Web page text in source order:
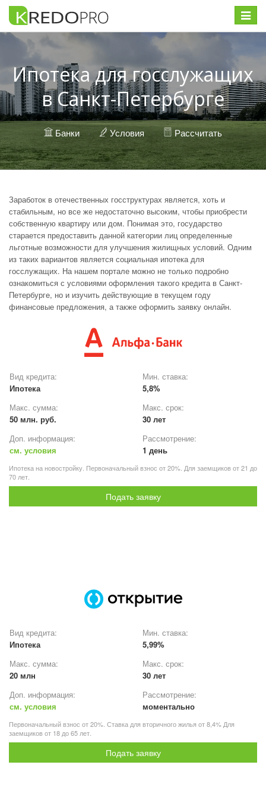
Меню
Ипотека для госслужащих
в Санкт-Петербурге
Банки · Условия · Рассчитать
Заработок в отечественных госструктурах является, хоть и
стабильным, но все же недостаточно высоким, чтобы приобрести
собственную квартиру или дом. Понимая это, государство
старается предоставить данной категории лиц определенные
льготные возможности для улучшения жилищных условий. Одним
из таких вариантов является социальная ипотека для
госслужащих. На нашем портале можно не только подробно
ознакомиться с условиями оформления такого кредита в Санкт-
Петербурге, но и изучить действующие в текущем году
финансовые предложения, а также оформить заявку онлайн.
Вид кредита:
Ипотека
Мин. ставка:
5,8%
Макс. сумма:
50 млн. руб.
Макс. срок:
30 лет
Доп. информация:
см. условия
Рассмотрение:
1 день
Ипотека на новостройку. Первоначальный взнос от 20%. Для заемщиков от 21 до
70 лет.
Подать заявку
Вид кредита:
Ипотека
Мин. ставка:
5,99%
Макс. сумма:
20 млн
Макс. срок:
30 лет
Доп. информация:
см. условия
Рассмотрение:
моментально
Первоначальный взнос от 20%. Ставка для вторичного жилья от 8,4% Для
заемщиков от 18 до 65 лет.
Подать заявку